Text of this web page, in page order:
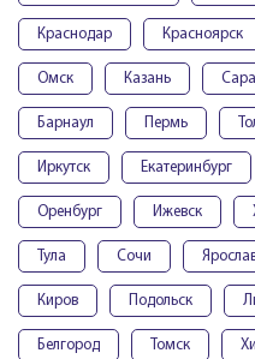
Краснодар Красноярск
Омск Казань
Барнаул Пермь
Иркутск Екатеринбург
Оренбург Ижевск
Тула Сочи
Киров Подольск
Белгород Томск